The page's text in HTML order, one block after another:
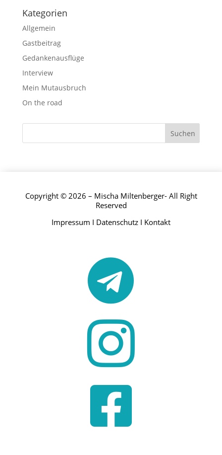
Kategorien
Allgemein
Gastbeitrag
Gedankenausflüge
Interview
Mein Mutausbruch
On the road
Copyright © 2026 – Mischa Miltenberger- All Right
Reserved
Impressum I Datenschutz I Kontakt


